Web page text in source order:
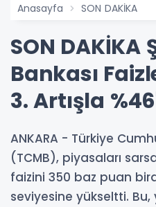
Anasayfa SON DAKİKA
SON DAKİKA
Bankası
3. Artışla
ANKARA - Türkiye
(TCMB), piyasaları
faizini 350 baz puan
seviyesine yükseltti. Bu,